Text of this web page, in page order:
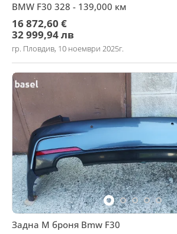
BMW F30 328 - 139,000 км
16 872,60 €
32 999,94 лв
гр. Пловдив, 10 ноември 2025г.
Задна М броня Bmw F30